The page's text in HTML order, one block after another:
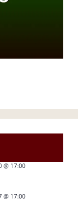
@ 17:00
@ 17:00